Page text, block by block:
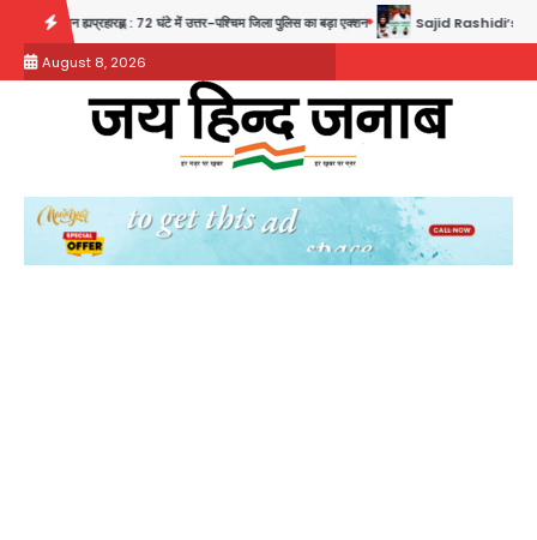
content
में उत्तर-पश्चिम जिला पुलिस का बड़ा एक्शन Sajid Rashidi’s controversial: शिवभक्त नहीं,
August 8, 2026